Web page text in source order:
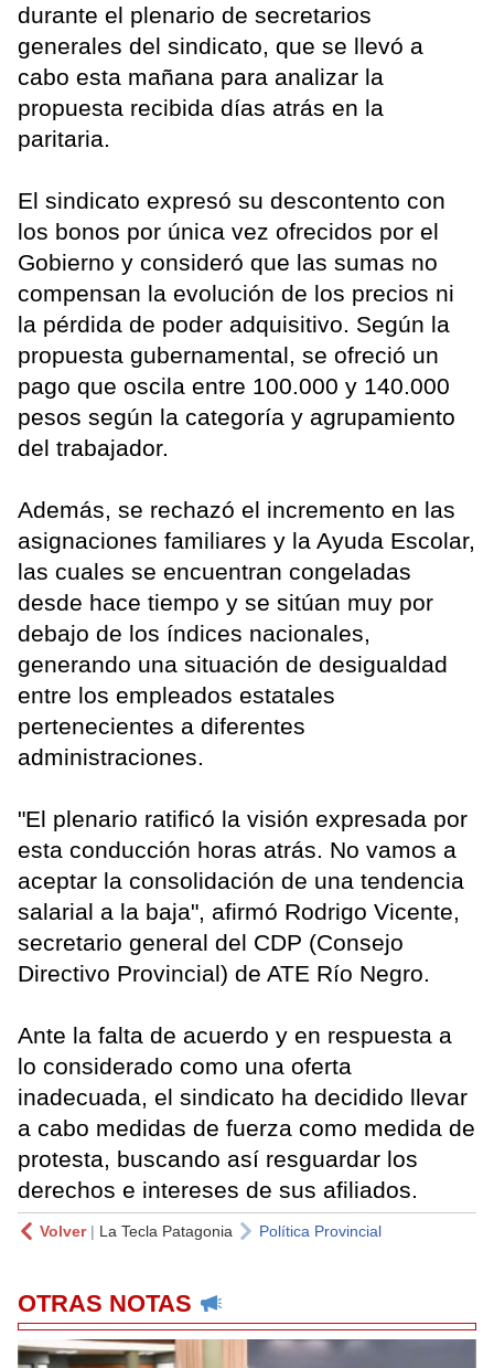
durante el plenario de secretarios
generales del sindicato, que se llevó a
cabo esta mañana para analizar la
propuesta recibida días atrás en la
paritaria.
El sindicato expresó su descontento con
los bonos por única vez ofrecidos por el
Gobierno y consideró que las sumas no
compensan la evolución de los precios ni
la pérdida de poder adquisitivo. Según la
propuesta gubernamental, se ofreció un
pago que oscila entre 100.000 y 140.000
pesos según la categoría y agrupamiento
del trabajador.
Además, se rechazó el incremento en las
asignaciones familiares y la Ayuda Escolar,
las cuales se encuentran congeladas
desde hace tiempo y se sitúan muy por
debajo de los índices nacionales,
generando una situación de desigualdad
entre los empleados estatales
pertenecientes a diferentes
administraciones.
"El plenario ratificó la visión expresada por
esta conducción horas atrás. No vamos a
aceptar la consolidación de una tendencia
salarial a la baja", afirmó Rodrigo Vicente,
secretario general del CDP (Consejo
Directivo Provincial) de ATE Río Negro.
Ante la falta de acuerdo y en respuesta a
lo considerado como una oferta
inadecuada, el sindicato ha decidido llevar
a cabo medidas de fuerza como medida de
protesta, buscando así resguardar los
derechos e intereses de sus afiliados.
Volver| La Tecla Patagonia Política Provincial
OTRAS NOTAS